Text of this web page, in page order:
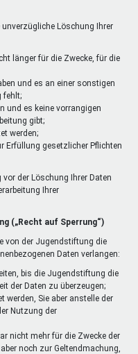
Löschung Ihrer
länger für die Zwecke, für die
und es an einer sonstigen
fehlt;
und es keine vorrangigen
gibt;
werden;
Erfüllung gesetzlicher Pflichten
der Löschung Ihrer Daten
Ihrer
(„Recht auf Sperrung“)
von der Jugendstiftung die
Daten verlangen:
bis die Jugendstiftung die
der Daten zu überzeugen;
werden, Sie aber anstelle der
Nutzung der
nicht mehr für die Zwecke der
noch zur Geltendmachung,